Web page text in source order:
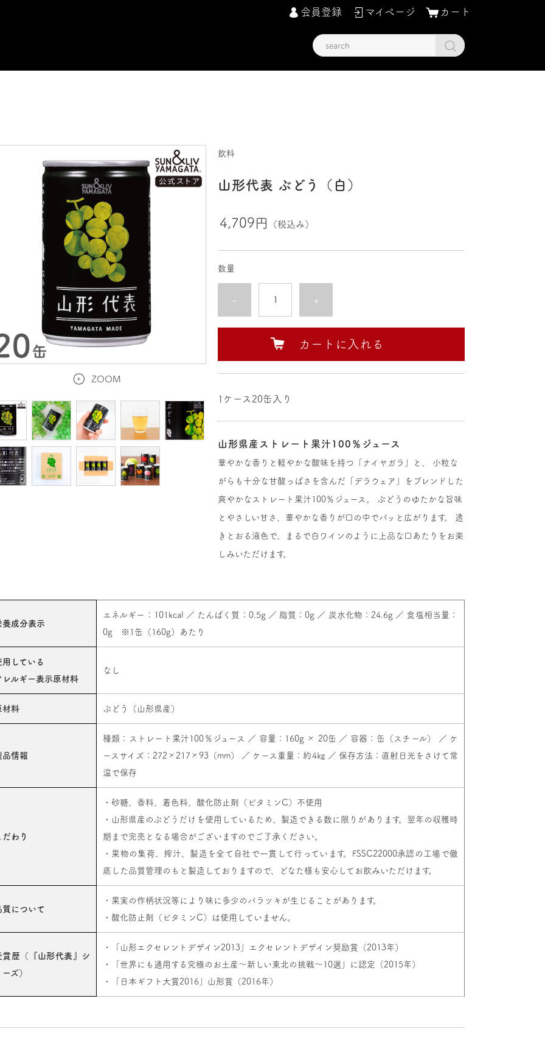
会員登録 マイページ カート
ZOOM
飲料
山形代表 ぶどう（白）
4,709円 （税込み）
数量
- +
カートに入れる
1ケース20缶入り
山形県産ストレート果汁100％ジュース
華やかな香りと軽やかな酸味を持つ「ナイヤガラ」と、 小粒な
がらも十分な甘酸っぱさを含んだ「デラウェア」をブレンドした
爽やかなストレート果汁100％ジュース。 ぶどうのゆたかな旨味
とやさしい甘さ、華やかな香りが口の中でパッと広がります。 透
きとおる液色で、まるで白ワインのように上品な口あたりをお楽
しみいただけます。
養成分表示
エネルギー：101kcal ／ たんぱく質：0.5g ／ 脂質：0g ／ 炭水化物：24.6g ／ 食塩相当量：
0g ※1缶（160g）あたり
用している
レルギー表示原材料
なし
材料 ぶどう（山形県産）
品情報
種類：ストレート果汁100％ジュース ／ 容量：160g × 20缶 ／ 容器：缶（スチール） ／ ケ
ースサイズ：272×217×93（mm） ／ ケース重量：約4㎏ ／ 保存方法：直射日光をさけて常
温で保存
だわり
・砂糖、香料、着色料、酸化防止剤（ビタミンC）不使用
・山形県産のぶどうだけを使用しているため、製造できる数に限りがあります。翌年の収穫時
期まで完売となる場合がございますのでご了承ください。
・果物の集荷、搾汁、製造を全て自社で一貫して行っています。FSSC22000承認の工場で徹
底した品質管理のもと製造しておりますので、どなた様も安心してお飲みいただけます。
質について
・果実の作柄状況等により味に多少のバラツキが生じることがあります。
・酸化防止剤（ビタミンC）は使用していません。
賞歴（『山形代表』シ
ズ）
・「山形エクセレントデザイン2013」エクセレントデザイン奨励賞（2013年）
・「世界にも通用する究極のお土産〜新しい東北の挑戦〜10選」に認定（2015年）
・「日本ギフト大賞2016」山形賞（2016年）